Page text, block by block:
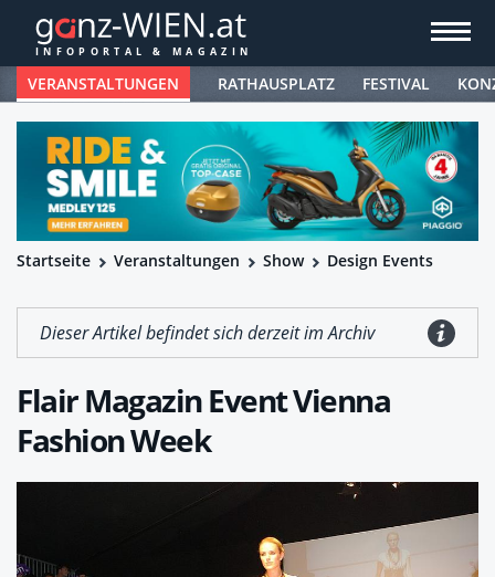
VERANSTALTUNGEN RATHAUSPLATZ FESTIVAL
Startseite Veranstaltungen Show Design Events
Dieser Artikel befindet sich derzeit im Archiv
Flair Magazin Event Vienna
Fashion Week